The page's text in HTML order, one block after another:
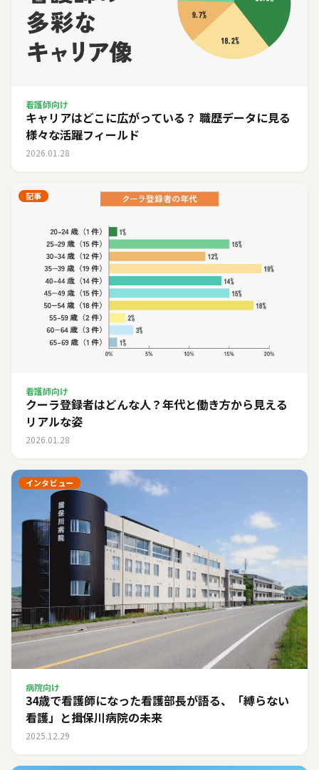
看護師向け
キャリアはどこに広がっている？ 職歴データに見る
様々な活躍フィールド
2026.01.28
記事
看護師向け
クーラ登録者はどんな人？年代と働き方から見える
リアルな姿
2026.01.28
インタビュー
病院向け
34歳で看護師になった看護部長が語る、「縛らない
看護」と揖保川病院の未来
2025.12.29